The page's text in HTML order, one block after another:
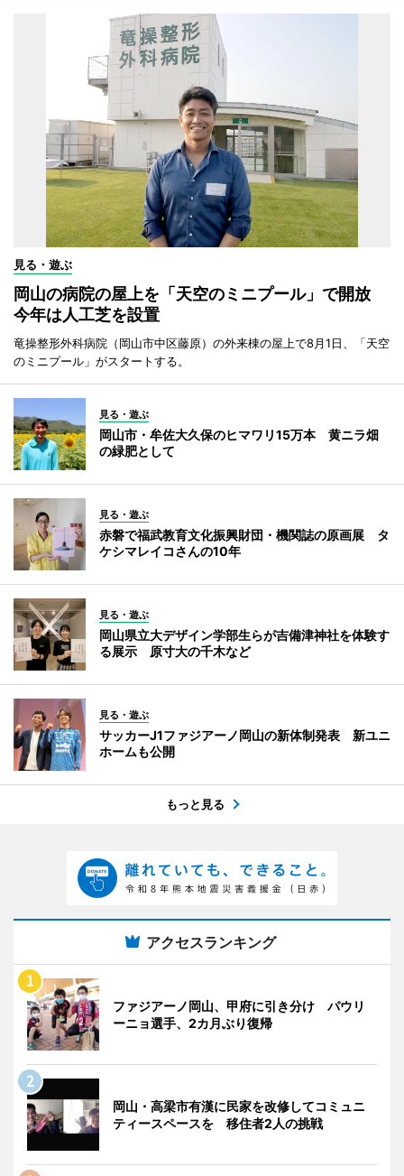
見る・遊ぶ
岡山の病院の屋上を「天空のミニプール」で開放
今年は人工芝を設置
竜操整形外科病院（岡山市中区藤原）の外来棟の屋上で8月1日、「天空
のミニプール」がスタートする。
見る・遊ぶ
岡山市・牟佐大久保のヒマワリ15万本 黄ニラ畑
の緑肥として
見る・遊ぶ
赤磐で福武教育文化振興財団・機関誌の原画展 タ
ケシマレイコさんの10年
見る・遊ぶ
岡山県立大デザイン学部生らが吉備津神社を体験す
る展示 原寸大の千木など
見る・遊ぶ
サッカーJ1ファジアーノ岡山の新体制発表 新ユニ
ホームも公開
もっと見る
アクセスランキング
ファジアーノ岡山、甲府に引き分け パウリ
ーニョ選手、2カ月ぶり復帰
岡山・高梁市有漢に民家を改修してコミュニ
ティースペースを 移住者2人の挑戦